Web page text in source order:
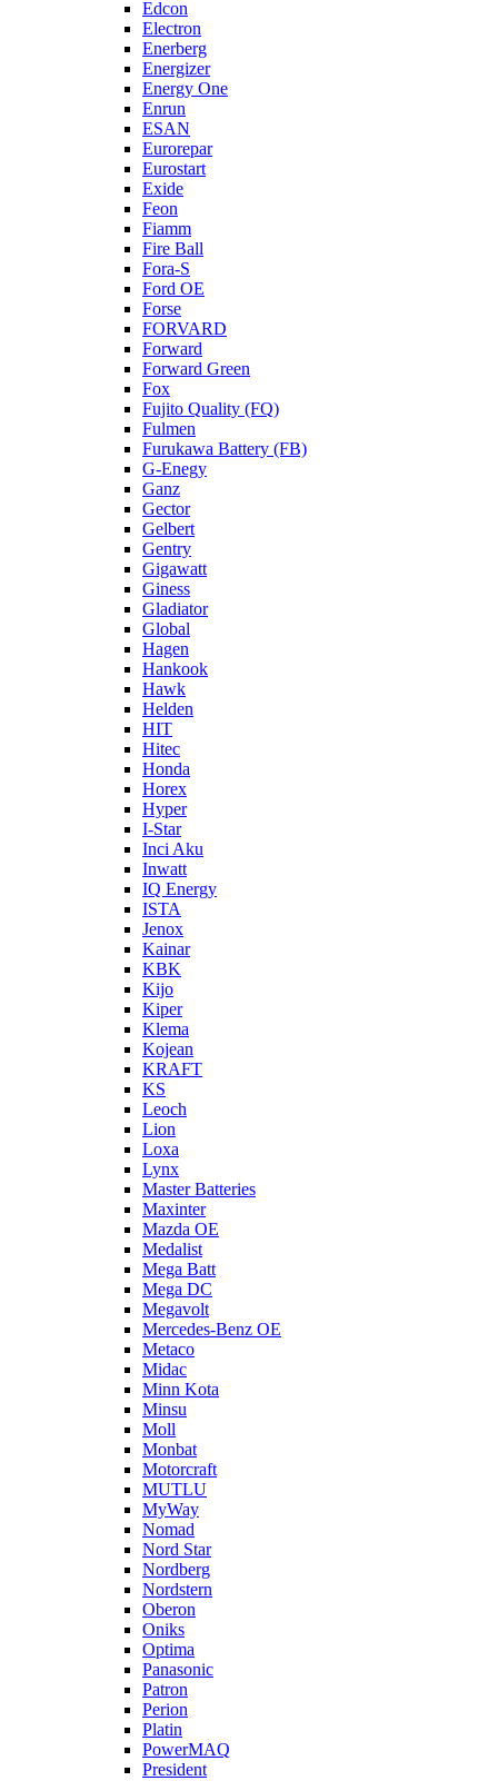
Edcon
Electron
Enerberg
Energizer
Energy One
Enrun
ESAN
Eurorepar
Eurostart
Exide
Feon
Fiamm
Fire Ball
Fora-S
Ford OE
Forse
FORVARD
Forward
Forward Green
Fox
Fujito Quality (FQ)
Fulmen
Furukawa Battery (FB)
G-Enegy
Ganz
Gector
Gelbert
Gentry
Gigawatt
Giness
Gladiator
Global
Hagen
Hankook
Hawk
Helden
HIT
Hitec
Honda
Horex
Hyper
I-Star
Inci Aku
Inwatt
IQ Energy
ISTA
Jenox
Kainar
KBK
Kijo
Kiper
Klema
Kojean
KRAFT
KS
Leoch
Lion
Loxa
Lynx
Master Batteries
Maxinter
Mazda OE
Medalist
Mega Batt
Mega DC
Megavolt
Mercedes-Benz OE
Metaco
Midac
Minn Kota
Minsu
Moll
Monbat
Motorcraft
MUTLU
MyWay
Nomad
Nord Star
Nordberg
Nordstern
Oberon
Oniks
Optima
Panasonic
Patron
Perion
Platin
PowerMAQ
President